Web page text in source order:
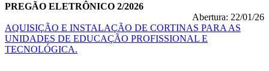
PREGÃO ELETRÔNICO 2/2026
Abertura: 22/01/26
AQUISIÇÃO E INSTALAÇÃO DE CORTINAS PARA AS
UNIDADES DE EDUCAÇÃO PROFISSIONAL E
TECNOLÓGICA.